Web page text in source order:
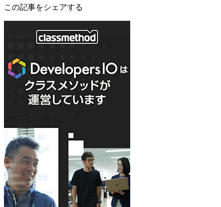
この記事をシェアする